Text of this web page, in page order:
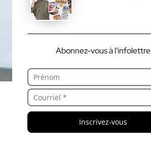
Abonnez-vous à l'infolettre
Inscrivez-vous